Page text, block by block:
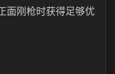
面刚枪时获得足够优